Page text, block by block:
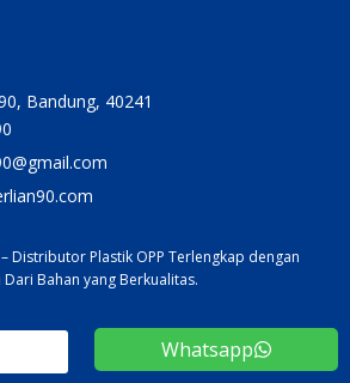
Bandung, 40241
Distributor Plastik OPP Terlengkap dengan
Bahan yang Berkualitas.
Whatsapp